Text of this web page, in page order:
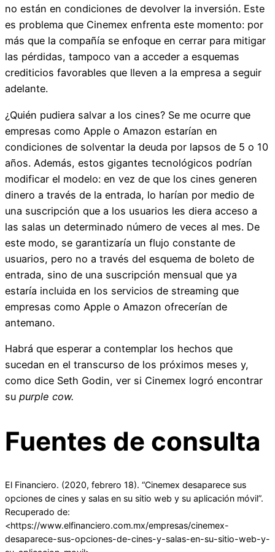
no están en condiciones de devolver la inversión. Este
es problema que Cinemex enfrenta este momento: por
más que la compañía se enfoque en cerrar para mitigar
las pérdidas, tampoco van a acceder a esquemas
crediticios favorables que lleven a la empresa a seguir
adelante.
¿Quién pudiera salvar a los cines? Se me ocurre que
empresas como Apple o Amazon estarían en
condiciones de solventar la deuda por lapsos de 5 o 10
años. Además, estos gigantes tecnológicos podrían
modificar el modelo: en vez de que los cines generen
dinero a través de la entrada, lo harían por medio de
una suscripción que a los usuarios les diera acceso a
las salas un determinado número de veces al mes. De
este modo, se garantizaría un flujo constante de
usuarios, pero no a través del esquema de boleto de
entrada, sino de una suscripción mensual que ya
estaría incluida en los servicios de streaming que
empresas como Apple o Amazon ofrecerían de
antemano.
Habrá que esperar a contemplar los hechos que
sucedan en el transcurso de los próximos meses y,
como dice Seth Godin, ver si Cinemex logró encontrar
su purple cow.
Fuentes de consulta
El Financiero. (2020, febrero 18). “Cinemex desaparece sus
opciones de cines y salas en su sitio web y su aplicación móvil”.
Recuperado de:
<https://www.elfinanciero.com.mx/empresas/cinemex-
desaparece-sus-opciones-de-cines-y-salas-en-su-sitio-web-y-